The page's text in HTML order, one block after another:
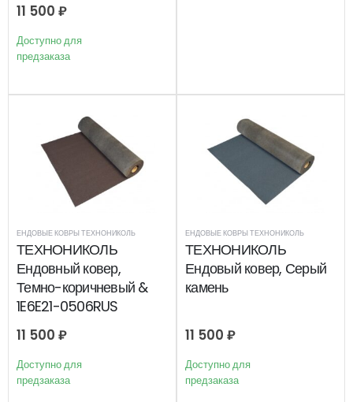
11 500 ₽
Доступно для
предзаказа
ЕНДОВЫЕ КОВРЫ ТЕХНОНИКОЛЬ
ТЕХНОНИКОЛЬ
Ендовный ковер,
Темно-коричневый &
1E6E21-0506RUS
11 500 ₽
Доступно для
предзаказа
ЕНДОВЫЕ КОВРЫ ТЕХНОНИКОЛЬ
ТЕХНОНИКОЛЬ
Ендовый ковер, Серый
камень
11 500 ₽
Доступно для
предзаказа